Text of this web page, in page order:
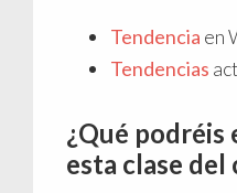
Tendencia en
Tendencias
¿Qué podréis
esta clase del